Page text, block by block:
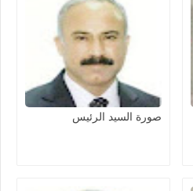
صورة السيد الرئيس